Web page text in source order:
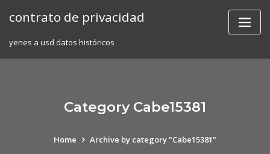
contrato de privacidad
yenes a usd datos históricos
Category Cabe15381
Home Archive by category "Cabe15381"